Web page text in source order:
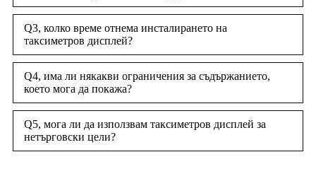
Q3, колко време отнема инсталирането на
таксиметров дисплей?
Q4, има ли някакви ограничения за съдържанието,
което мога да покажа?
Q5, мога ли да използвам таксиметров дисплей за
нетърговски цели?